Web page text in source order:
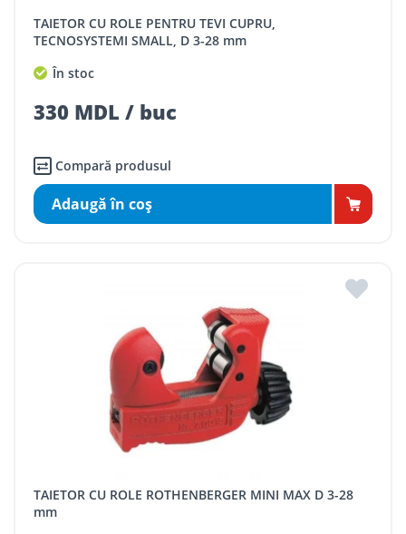
TAIETOR CU ROLE PENTRU TEVI CUPRU,
TECNOSYSTEMI SMALL, D 3-28 mm
În stoc
330 MDL / buc
Compară produsul
Adaugă în coş
TAIETOR CU ROLE ROTHENBERGER MINI MAX D 3-28
mm